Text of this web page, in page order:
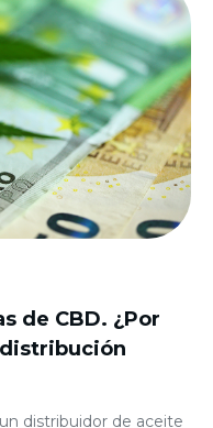
de CBD. ¿Por
distribuidor de aceite